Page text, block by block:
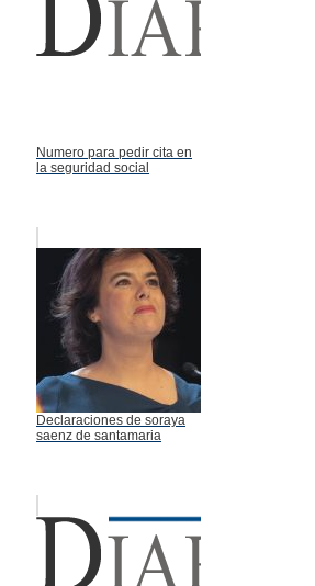
Numero para pedir cita en
la seguridad social
Declaraciones de soraya
saenz de santamaria